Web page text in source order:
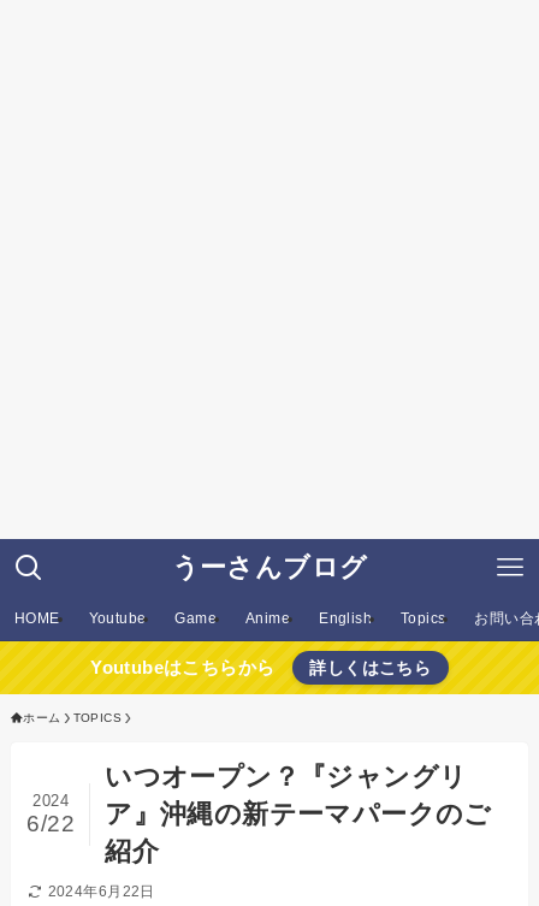
うーさんブログ
HOME Youtube Game Anime English Topics お問い合
Youtubeはこちらから 詳しくはこちら
ホーム TOPICS
いつオープン？『ジャングリ
ア』沖縄の新テーマパークのご
紹介
2024
6/22
2024年6月22日